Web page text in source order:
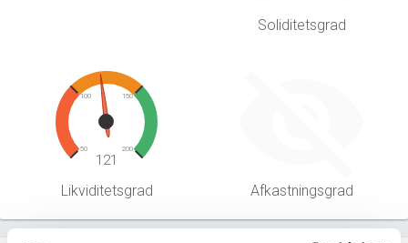
Soliditetsgrad
50
100 150
200
121
Likviditetsgrad Afkastningsgrad